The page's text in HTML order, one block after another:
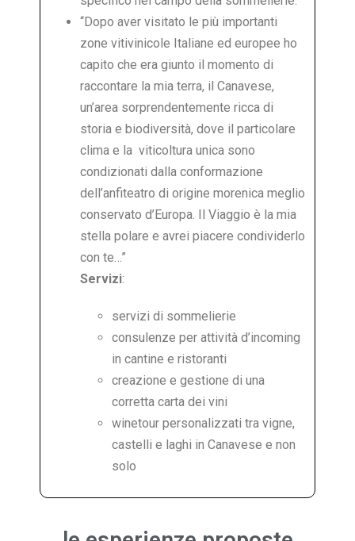
“Dopo aver visitato le più importanti
zone vitivinicole Italiane ed europee ho
capito che era giunto il momento di
raccontare la mia terra, il Canavese,
un’area sorprendentemente ricca di
storia e biodiversità, dove il particolare
clima e la viticoltura unica sono
condizionati dalla conformazione
dell’anfiteatro di origine morenica meglio
conservato d’Europa. Il Viaggio è la mia
stella polare e avrei piacere condividerlo
con te…”
Servizi:
servizi di sommelierie
consulenze per attività d’incoming
in cantine e ristoranti
creazione e gestione di una
corretta carta dei vini
winetour personalizzati tra vigne,
castelli e laghi in Canavese e non
solo